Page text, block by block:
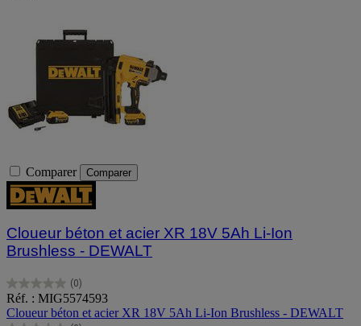
Comparer Comparer
Cloueur béton et acier XR 18V 5Ah Li-Ion
Brushless - DEWALT
(0)
0.0
sur
5
Réf. : MIG5574593
Cloueur béton et acier XR 18V 5Ah Li-Ion Brushless - DEWALT